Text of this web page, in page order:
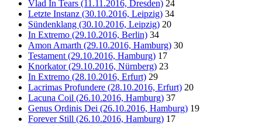
Vlad In Tears (11.11.2016, Dresden) 24
Letzte Instanz (30.10.2016, Leipzig) 34
Sündenklang (30.10.2016, Leipzig) 20
In Extremo (29.10.2016, Berlin) 34
Amon Amarth (29.10.2016, Hamburg) 30
Testament (29.10.2016, Hamburg) 17
Knorkator (29.10.2016, Nürnberg) 23
In Extremo (28.10.2016, Erfurt) 29
Lacrimas Profundere (28.10.2016, Erfurt) 20
Lacuna Coil (26.10.2016, Hamburg) 37
Genus Ordinis Dei (26.10.2016, Hamburg) 19
Forever Still (26.10.2016, Hamburg) 17